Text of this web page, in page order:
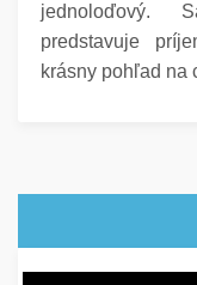
jednoloďový.
predstavuje
krásny pohľad na